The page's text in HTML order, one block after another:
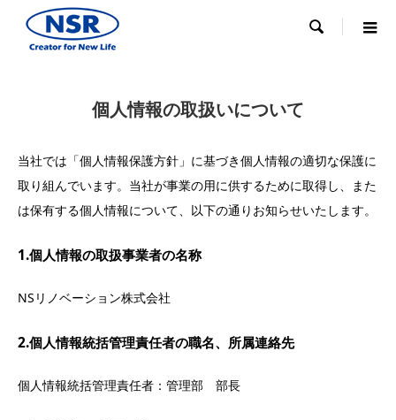

個人情報の取扱いについて
当社では「個人情報保護方針」に基づき個人情報の適切な保護に
取り組んでいます。当社が事業の用に供するために取得し、また
は保有する個人情報について、以下の通りお知らせいたします。
1.個人情報の取扱事業者の名称
NSリノベーション株式会社
2.個人情報統括管理責任者の職名、所属連絡先
個人情報統括管理責任者：管理部 部長